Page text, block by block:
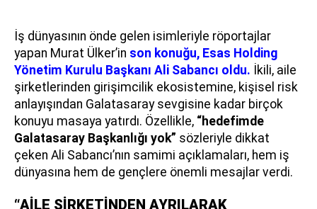
İş dünyasının önde gelen isimleriyle röportajlar
yapan Murat Ülker’in son konuğu, Esas Holding
Yönetim Kurulu Başkanı Ali Sabancı oldu. İkili, aile
şirketlerinden girişimcilik ekosistemine, kişisel risk
anlayışından Galatasaray sevgisine kadar birçok
konuyu masaya yatırdı. Özellikle, “hedefimde
Galatasaray Başkanlığı yok” sözleriyle dikkat
çeken Ali Sabancı’nın samimi açıklamaları, hem iş
dünyasına hem de gençlere önemli mesajlar verdi.
“AİLE ŞİRKETİNDEN AYRILARAK